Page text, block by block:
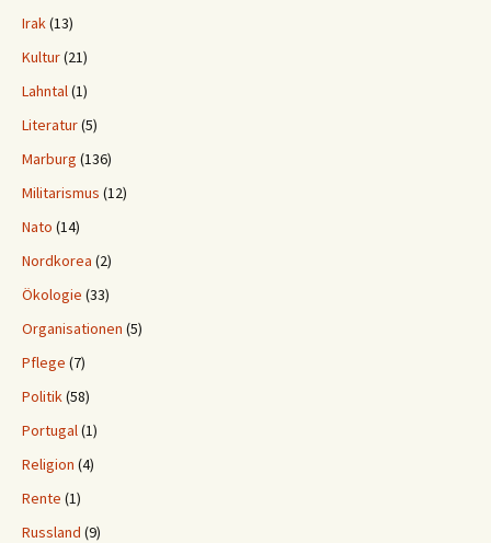
Irak(13)
Kultur(21)
Lahntal(1)
Literatur(5)
Marburg (136)
Militarismus (12)
Nato (14)
Nordkorea (2)
Ökologie (33)
Organisationen (5)
Pflege (7)
Politik(58)
Portugal(1)
Religion (4)
Rente (1)
Russland (9)